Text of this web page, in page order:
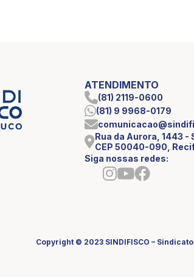
ATENDIMENTO
(81) 2119-0600
(81) 9 9968-0179
Rua da Aurora, 1443 -
CEP 50040-090,
Siga nossas redes:
Copyright © 2023 SINDIFISCO –